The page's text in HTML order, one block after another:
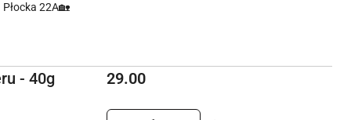
22A🏡
- 40g Cena:
29.00